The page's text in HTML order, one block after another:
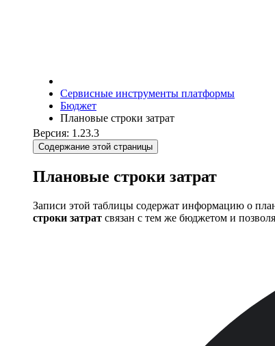
Сервисные инструменты платформы
Бюджет
Плановые строки затрат
Версия: 1.23.3
Содержание этой страницы
Плановые строки затрат
Записи этой таблицы содержат информацию о
строки затрат связан с тем же бюджетом и